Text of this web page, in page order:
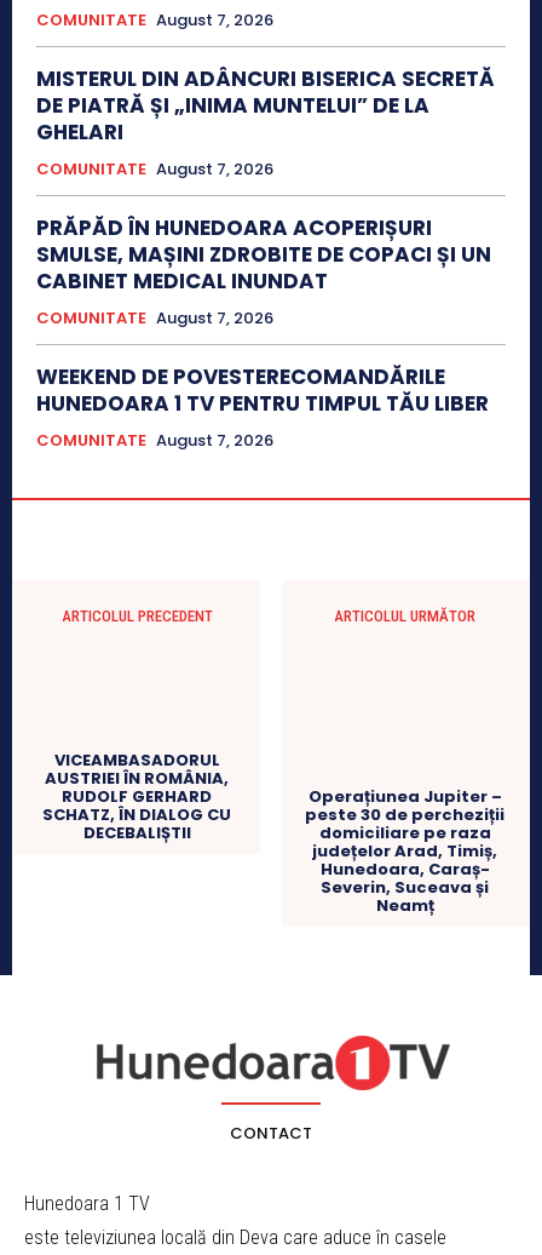
COMUNITATE August 7, 2026
MISTERUL DIN ADÂNCURI BISERICA SECRETĂ
DE PIATRĂ ȘI „INIMA MUNTELUI” DE LA
GHELARI
COMUNITATE August 7, 2026
PRĂPĂD ÎN HUNEDOARA ACOPERIȘURI
SMULSE, MAȘINI ZDROBITE DE COPACI ȘI UN
CABINET MEDICAL INUNDAT
COMUNITATE August 7, 2026
WEEKEND DE POVESTERECOMANDĂRILE
HUNEDOARA 1 TV PENTRU TIMPUL TĂU LIBER
COMUNITATE August 7, 2026
ARTICOLUL PRECEDENT
VICEAMBASADORUL
AUSTRIEI ÎN ROMÂNIA,
RUDOLF GERHARD
SCHATZ, ÎN DIALOG CU
DECEBALIȘTII
ARTICOLUL URMĂTOR
Operațiunea Jupiter –
peste 30 de percheziții
domiciliare pe raza
județelor Arad, Timiș,
Hunedoara, Caraș-
Severin, Suceava și
Neamț
CONTACT
Hunedoara 1 TV
este televiziunea locală din Deva care aduce în casele